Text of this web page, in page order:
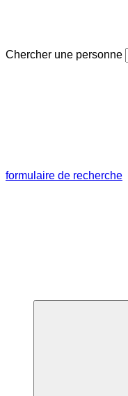
Chercher une personne
formulaire de recherche